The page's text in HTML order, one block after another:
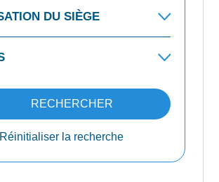
RECHERCHER
Réinitialiser la recherche